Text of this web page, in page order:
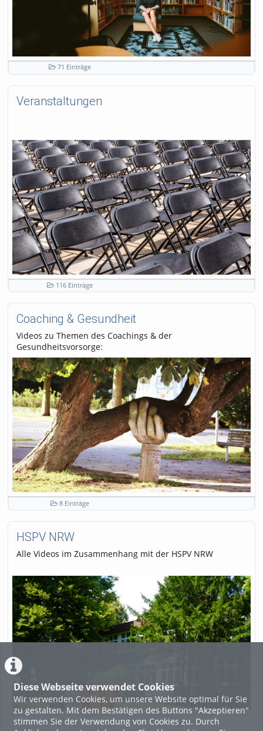
Diese Webseite verwendet Cookies
Wir verwenden Cookies, um unsere Website optimal für Sie
zu gestalten. Mit dem Bestätigen des Buttons "Akzeptieren"
stimmen Sie der Verwendung von Cookies zu. Durch
71 Einträge
Veranstaltungen
116 Einträge
Coaching & Gesundheit
Videos zu Themen des Coachings & der
Gesundheitsvorsorge:
TSK - Training sozialer Kompetenz
Hinweise zu studentischen Themen,
Studierendenberatung
Gesundheitsmanagement
8 Einträge
HSPV NRW
Alle Videos im Zusammenhang mit der HSPV NRW
76 Einträge